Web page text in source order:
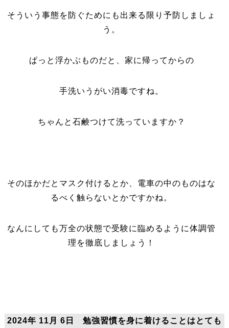
そういう事態を防ぐためにも出来る限り予防しましょ
う。
ぱっと浮かぶものだと、家に帰ってからの
手洗いうがい消毒ですね。
ちゃんと石鹸つけて洗っていますか？
そのほかだとマスク付けるとか、電車の中のものはな
るべく触らないとかですかね。
なんにしても万全の状態で受験に臨めるように体調管
理を徹底しましょう！
2024年 11月 6日 勉強習慣を身に着けることはとても